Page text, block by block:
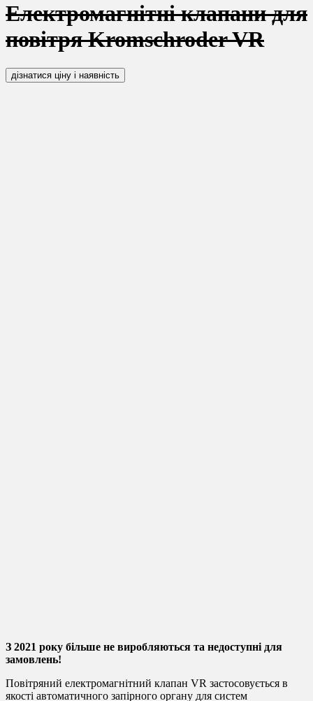
Електромагнітні клапани для
повітря Kromschroder VR
дізнатися ціну і наявність
З 2021 року більше не виробляються та недоступні для
замовлень!
Повітряний електромагнітний клапан VR застосовується в
якості автоматичного запірного органу для систем